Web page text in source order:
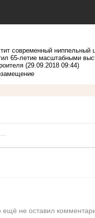
современный ниппельный
65-летие масштабными
(29.09.2018 09:44)
ещё не оставил